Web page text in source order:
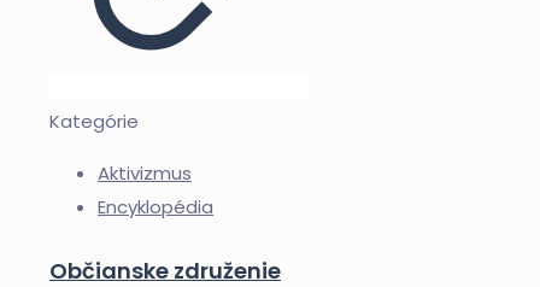
Kategórie
Aktivizmus
Encyklopédia
Občianske združenie